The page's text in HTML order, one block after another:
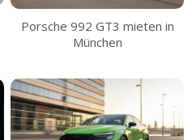
Porsche 992 GT3 mieten in
München